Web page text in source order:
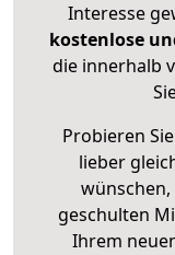
Interesse
kostenlose
die innerhalb
Probieren
lieber
geschulten
Ihrem